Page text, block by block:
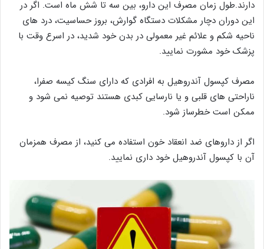
دارند.طول زمان مصرف این دارو، بین سه تا شش ماه است. اگر در
این دوران دچار مشکلات دستگاه گوارش، بروز حساسیت، درد های
ناحیه شکم و علائم غیر معمولی در بدن خود شدید، در اسرع وقت با
پزشک خود مشورت نمایید.
مصرف کپسول آندروهيل به افرادی که دارای سنگ کیسه صفرا،
ناراحتی های قلبی و یا نارسایی کبدی هستند توصیه نمی شود و
ممکن است خطرساز شود.
اگر از داروهای ضد انعقاد خون استفاده می کنید، از مصرف همزمان
آن با کپسول آندروهیل خود داری نمایید.